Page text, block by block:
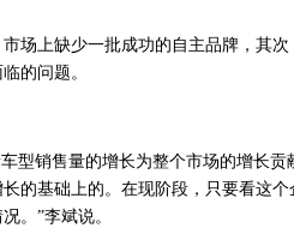
场上缺少一批成功的自主品牌，其次
的问题。
销售量的增长为整个市场的增长贡
的基础上的。在现阶段，只要看这个
。”李斌说。